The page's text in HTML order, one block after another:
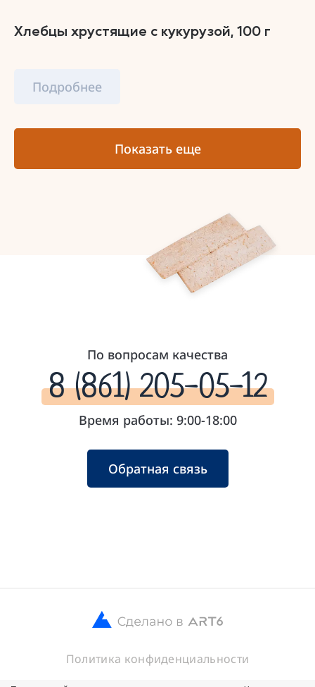
Хлебцы хрустящие с кукурузой, 100 г
Подробнее
Показать еще
По вопросам качества
8 (861) 205-05-12
Время работы: 9:00-18:00
Обратная связь
Политика конфиденциальности